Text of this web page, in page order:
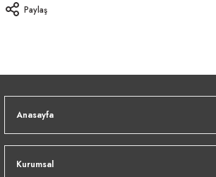
Paylaş
Anasayfa
Kurumsal